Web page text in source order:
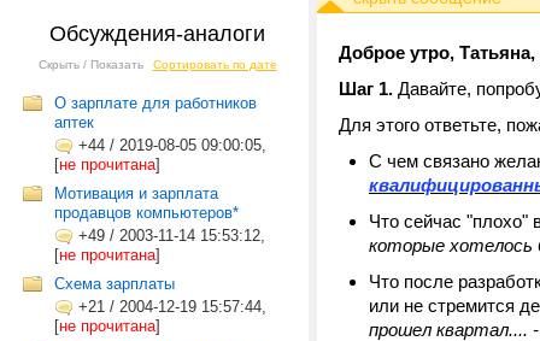
Обсуждения-аналоги
Скрыть / Показать Сортировать по дате
О зарплате для работников
аптек
+44 / 2019-08-05 09:00:05,
[не прочитана]
Мотивация и зарплата
продавцов компьютеров*
+49 / 2003-11-14 15:53:12,
[не прочитана]
Схема зарплаты
+21 / 2004-12-19 15:57:44,
[не прочитана]
Доброе утро, Татьяна,
Шаг 1. Давайте,
Для этого ответьте,
С чем связано
Что сейчас "плохо"
которые
Что после
или не стремится
прошел квартал....